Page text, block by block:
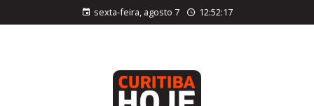
sexta-feira, agosto 7 12:52:18